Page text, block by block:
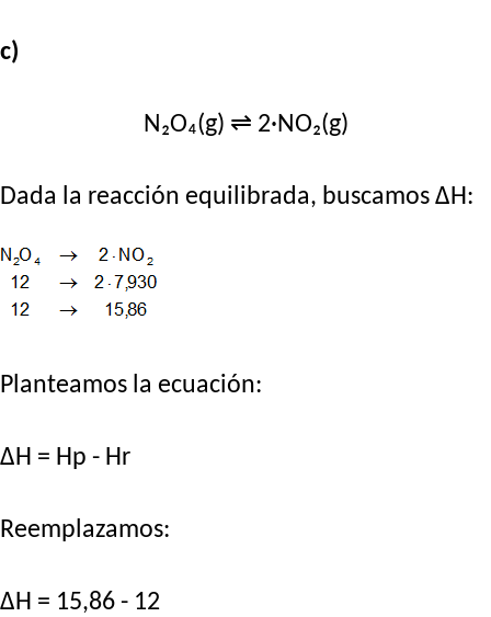
c)
N₂O₄(g) ⇌ 2·NO₂(g)
Dada la reacción equilibrada, buscamos ΔH:
Planteamos la ecuación:
ΔH = Hp - Hr
Reemplazamos:
ΔH = 15,86 - 12